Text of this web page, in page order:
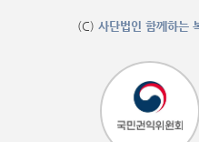
(C) 사단법인 함께하는